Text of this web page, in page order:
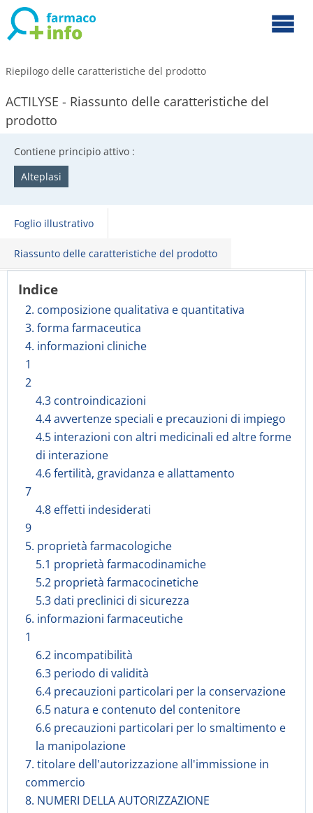
Riepilogo delle caratteristiche del prodotto
ACTILYSE - Riassunto delle caratteristiche del
prodotto
Contiene principio attivo :
Alteplasi
Foglio illustrativo
Riassunto delle caratteristiche del prodotto
Indice
2. composizione qualitativa e quantitativa
3. forma farmaceutica
4. informazioni cliniche
1
2
4.3 controindicazioni
4.4 avvertenze speciali e precauzioni di impiego
4.5 interazioni con altri medicinali ed altre forme
di interazione
4.6 fertilità, gravidanza e allattamento
7
4.8 effetti indesiderati
9
5. proprietà farmacologiche
5.1 proprietà farmacodinamiche
5.2 proprietà farmacocinetiche
5.3 dati preclinici di sicurezza
6. informazioni farmaceutiche
1
6.2 incompatibilità
6.3 periodo di validità
6.4 precauzioni particolari per la conservazione
6.5 natura e contenuto del contenitore
6.6 precauzioni particolari per lo smaltimento e
la manipolazione
7. titolare dell'autorizzazione all'immissione in
commercio
8. NUMERI DELLA AUTORIZZAZIONE